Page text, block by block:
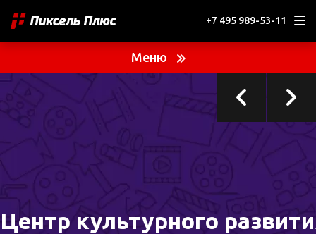
+7 495 989-53-11
Меню
Центр культурного развития «Среда»
Центр культурного